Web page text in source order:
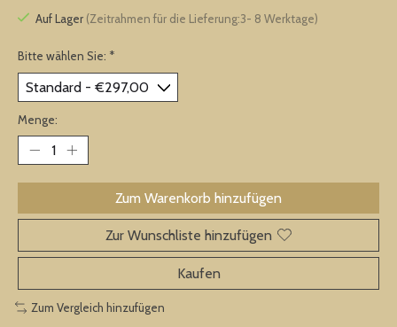
Auf Lager (Zeitrahmen für die Lieferung:3- 8 Werktage)
Bitte wählen Sie: *
Menge:
Zum Warenkorb hinzufügen
Zur Wunschliste hinzufügen
Kaufen
Zum Vergleich hinzufügen